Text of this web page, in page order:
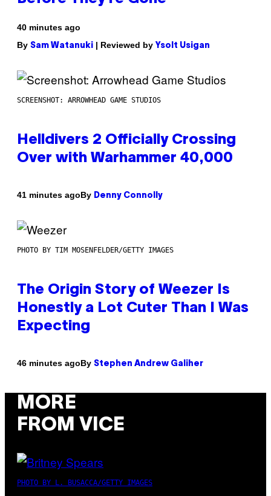
40 minutes ago
By Sam Watanuki | Reviewed by Ysolt Usigan
SCREENSHOT: ARROWHEAD GAME STUDIOS
Helldivers 2 Officially Crossing
Over with Warhammer 40,000
41 minutes agoBy Denny Connolly
PHOTO BY TIM MOSENFELDER/GETTY IMAGES
The Origin Story of Weezer Is
Honestly a Lot Cuter Than I Was
Expecting
46 minutes agoBy Stephen Andrew Galiher
MORE
FROM VICE
PHOTO BY L. BUSACCA/GETTY IMAGES